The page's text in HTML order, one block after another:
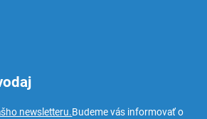
newsletteru.Budeme vás informovať o